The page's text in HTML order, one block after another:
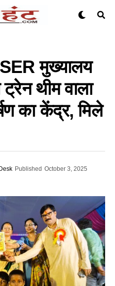
मुख्यालय
ट्रेन थीम वाला
का केंद्र, मिले
Published October 3, 2025